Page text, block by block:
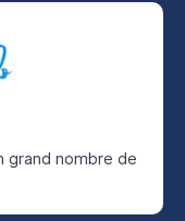
grand nombre de